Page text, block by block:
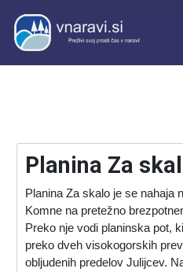
Planina Za
Planina Za skalo je se nahaja
Komne na pretežno
Preko nje vodi planinska pot,
preko dveh visokogorskih
obljudenih predelov Julijcev.